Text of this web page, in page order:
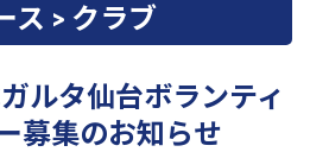
ス > クラブ
ルタ仙台ボランティ
募集のお知らせ